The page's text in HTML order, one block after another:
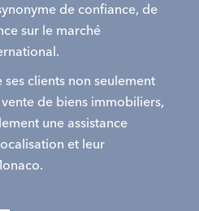
de confiance, de
sur le marché
clients non seulement
de biens immobiliers,
une assistance
et leur